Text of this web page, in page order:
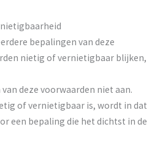
bepalingen van deze
nietig of vernietigbaar blijken,
deze voorwaarden niet aan.
of vernietigbaar is, wordt in dat
een bepaling die het dichtst in de